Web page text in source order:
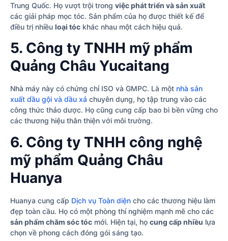
Trung Quốc. Họ vượt trội trong việc phát triển và sản xuất
các giải pháp mọc tóc. Sản phẩm của họ được thiết kế để
điều trị nhiều loại tóc khác nhau một cách hiệu quả.
5. Công ty TNHH mỹ phẩm
Quảng Châu Yucaitang
Nhà máy này có chứng chỉ ISO và GMPC. Là một nhà sản
xuất dầu gội và dầu xả chuyên dụng, họ tập trung vào các
công thức thảo dược. Họ cũng cung cấp bao bì bền vững cho
các thương hiệu thân thiện với môi trường.
6. Công ty TNHH công nghệ
mỹ phẩm Quảng Châu
Huanya
Huanya cung cấp Dịch vụ Toàn diện cho các thương hiệu làm
đẹp toàn cầu. Họ có một phòng thí nghiệm mạnh mẽ cho các
sản phẩm chăm sóc tóc mới. Hiện tại, họ cung cấp nhiều lựa
chọn về phong cách đóng gói sáng tạo.